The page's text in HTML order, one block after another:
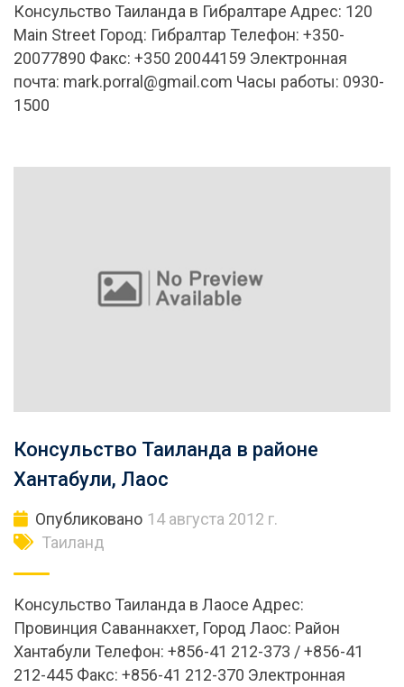
Консульство Таиланда в Гибралтаре Адрес: 120
Main Street Город: Гибралтар Телефон: +350-
20077890 Факс: +350 20044159 Электронная
почта: mark.porral@gmail.com Часы работы: 0930-
1500
Консульство Таиланда в районе
Хантабули, Лаос
Опубликовано 14 августа 2012 г.
Таиланд
Консульство Таиланда в Лаосе Адрес:
Провинция Саваннакхет, Город Лаос: Район
Хантабули Телефон: +856-41 212-373 / +856-41
212-445 Факс: +856-41 212-370 Электронная